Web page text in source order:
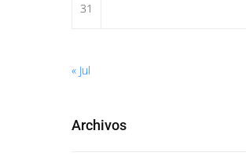
31
« Jul
Archivos